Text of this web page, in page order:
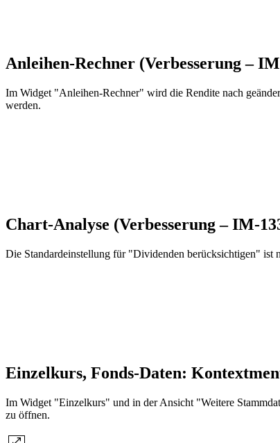
Anleihen-Rechner (Verbesserung –
Im Widget "Anleihen-Rechner" wird die Rendite nach
werden.
Chart-Analyse (Verbesserung – IM-
Die Standardeinstellung für "Dividenden berücksichtigen"
Einzelkurs, Fonds-Daten:
Im Widget "Einzelkurs" und in der Ansicht "Weitere
zu öffnen.